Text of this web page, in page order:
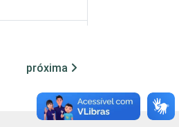
uso das
próxima